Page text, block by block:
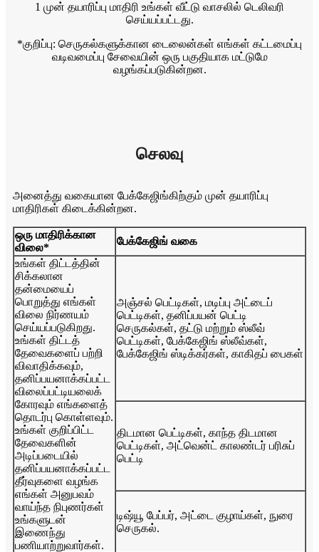
1 முன் தயாரிப்பு மாதிரி உங்கள் வீட்டு வாசலில் டெலிவரி
செய்யப்பட்டது.
*குறிப்பு: செருகல்களுக்கான டைலைன்கள் எங்கள் கட்டமைப்பு
வடிவமைப்பு சேவையின் ஒரு பகுதியாக மட்டுமே
வழங்கப்படுகின்றன.
செலவு
அனைத்து வகையான பேக்கேஜிங்கிற்கும் முன் தயாரிப்பு
மாதிரிகள் கிடைக்கின்றன.
ஒரு மாதிரிக்கான
விலை*
பேக்கேஜிங் வகை
உங்கள் திட்டத்தின்
சிக்கலான
தன்மையைப்
பொறுத்து எங்கள்
விலை நிர்ணயம்
செய்யப்படுகிறது.
உங்கள் திட்டத்
தேவைகளைப் பற்றி
விவாதிக்கவும்,
தனிப்பயனாக்கப்பட்ட
விலைப்பட்டியலைக்
கோரவும் எங்களைத்
தொடர்பு கொள்ளவும்.
உங்கள் குறிப்பிட்ட
தேவைகளின்
அடிப்படையில்
தனிப்பயனாக்கப்பட்ட
தீர்வுகளை வழங்க
எங்கள் அனுபவம்
வாய்ந்த நிபுணர்கள்
உங்களுடன்
இணைந்து
பணியாற்றுவார்கள்.
அஞ்சல் பெட்டிகள், மடிப்பு அட்டைப்
பெட்டிகள், தனிப்பயன் பெட்டி
செருகல்கள், தட்டு மற்றும் ஸ்லீவ்
பெட்டிகள், பேக்கேஜிங் ஸ்லீவ்கள்,
பேக்கேஜிங் ஸ்டிக்கர்கள், காகிதப் பைகள்
திடமான பெட்டிகள், காந்த திடமான
பெட்டிகள், அட்வென்ட் காலண்டர் பரிசுப்
பெட்டி
டிஷ்யூ பேப்பர், அட்டை குழாய்கள், நுரை
செருகல்.